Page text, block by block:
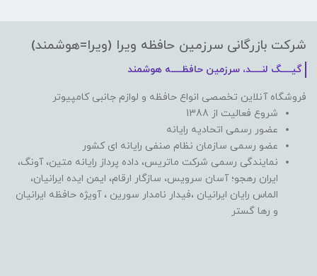
شرکت بازرگانی سرزمین حافظه ویرا (ویرا=هوشمند)
گیـــــگ لنـــــد، سرزمین حافظـــــه هوشمند
فروشگاه آنلاین تخصصی انواع حافظه و لوازم جانبی کامپیوتر
شروع فعالیت از 1388
عضور رسمی اتحادیه رایانه
عضو رسمی سازمان نظام صنفی رایانه ای کشور
نمایندگی رسمی شرکت ماتریس، داده پرداز رایانه متین، آونگ،
ایران رهجو؛ آسان سرویس، سازگار ارقام، ایمن ایده ایرانیان،
الماس رایان ایرانیان ،فیدار نامدار سورین ، آویژه حافظه ایرانیان
و رها گستر